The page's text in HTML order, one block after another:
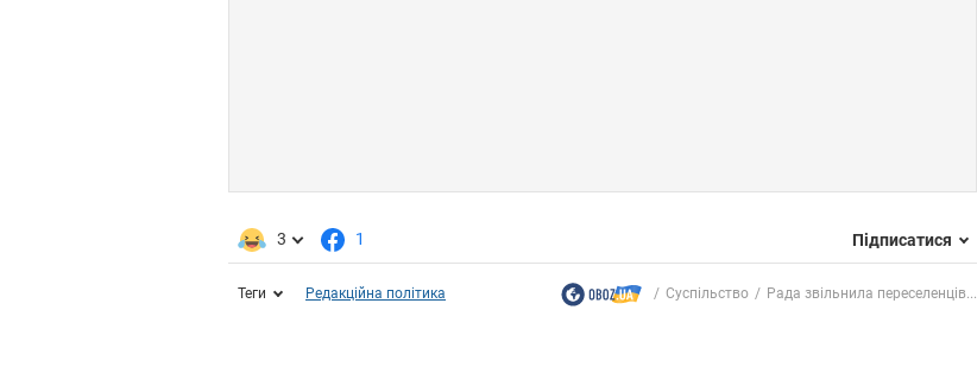
3 1 Підписатися
Теги Редакційна політика Суспільство Рада звільнила переселенців...